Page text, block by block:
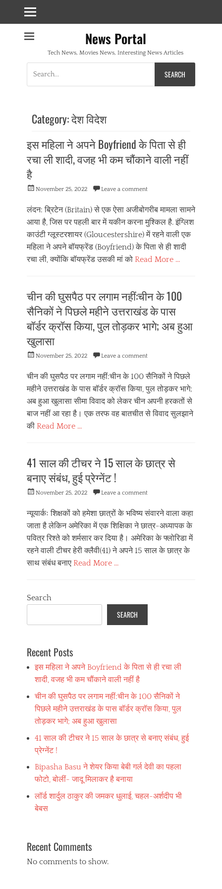
News Portal
Tech News, Movies News, Interesting News Articles
for:
Category:देश विदेश
इस महिला ने अपने Boyfriend के पिता से ही
रचा ली शादी, वजह भी कम चौंकाने वाली नहीं
है
PostedNovember 25, 2022 Leave a comment
लंदन: ब्रिटेन (Britain) से एक ऐसा अजीबोगरीब मामला सामने
आया है, जिस पर पहली बार में यकीन करना मुश्किल है. इंग्लिश
काउंटी ग्लूस्टरशायर (Gloucestershire) में रहने वाली एक
महिला ने अपने बॉयफ्रेंड (Boyfriend) के पिता से ही शादी
रचा ली, क्योंकि बॉयफ्रेंड उसकी मां को Read More …
श
दे
श
चीन की घुसपैठ पर लगाम नहीं:चीन के 100
सैनिकों ने पिछले महीने उत्तराखंड के पास
बॉर्डर क्रॉस किया, पुल तोड़कर भागे; अब हुआ
खुलासा
PostedNovember 25, 2022 Leave a comment
चीन की घुसपैठ पर लगाम नहीं:चीन के 100 सैनिकों ने पिछले
महीने उत्तराखंड के पास बॉर्डर क्रॉस किया, पुल तोड़कर भागे;
अब हुआ खुलासा सीमा विवाद को लेकर चीन अपनी हरकतों से
बाज नहीं आ रहा है। एक तरफ वह बातचीत से विवाद सुलझाने
की Read More …
श
दे
श
41 साल की टीचर ने 15 साल के छात्र से
बनाए संबंध, हुई प्रेग्नेंट !
PostedNovember 25, 2022 Leave a comment
न्यूयार्कः शिक्षकों को हमेशा छात्रों के भविष्य संवारने वाला कहा
जाता है लेकिन अमेरिका में एक शिक्षिका ने छात्र-अध्यापक के
पवित्र रिश्ते को शर्मसार कर दिया है। अमेरिका के फ्लोरिडा में
रहने वाली टीचर हेरी क्लैवी(41) ने अपने 15 साल के छात्र के
साथ संबंध बनाए Read More …
श
श
Search
SEARCH
Recent Posts
इस महिला ने अपने Boyfriend के पिता से ही रचा ली
शादी, वजह भी कम चौंकाने वाली नहीं है
चीन की घुसपैठ पर लगाम नहीं:चीन के 100 सैनिकों ने
पिछले महीने उत्तराखंड के पास बॉर्डर क्रॉस किया, पुल
तोड़कर भागे; अब हुआ खुलासा
41 साल की टीचर ने 15 साल के छात्र से बनाए संबंध, हुई
प्रेग्नेंट !
Bipasha Basu ने शेयर किया बेबी गर्ल देवी का पहला
फोटो, बोलीं- जादू मिलाकर है बनाया
लॉर्ड शार्दुल ठाकुर की जमकर धुलाई, चहल-अर्शदीप भी
बेबस
Recent Comments
No comments to show.